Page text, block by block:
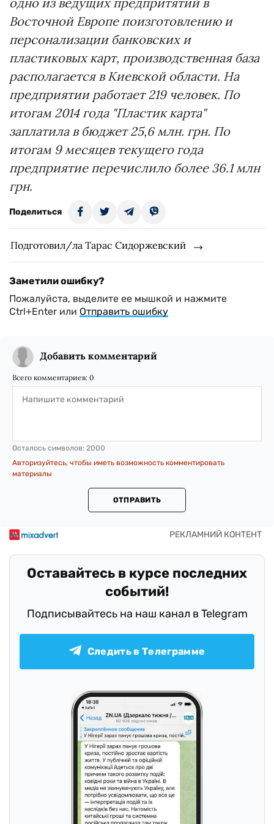
Восточной Европе поизготовлению и
персонализации банковских и
пластиковых карт, производственная база
располагается в Киевской области. На
предприятии работает 219 человек. По
итогам 2014 года "Пластик карта"
заплатила в бюджет25,6 млн. грн. По
итогам 9 месяцев текущего года
предприятие перечислило более 36.1 млн
грн.
Поделиться
Подготовил/ла Тарас Сидоржевский
Заметили ошибку?
Пожалуйста, выделите ее мышкой и нажмите
Ctrl+Enter или Отправить ошибку
Добавить комментарий
Всего комментариев: 0
Осталось символов: 2000
Авторизуйтесь, чтобы иметь возможность комментировать
материалы
ОТПРАВИТЬ
Оставайтесь в курсе последних
событий!
Подписывайтесь на наш канал в Telegram
Следить в Телеграмме